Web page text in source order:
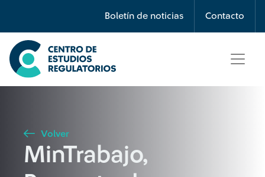
Boletín de noticias Contacto
Búsqueda
Seleccione país
Buscar
Volver
MinTrabajo,